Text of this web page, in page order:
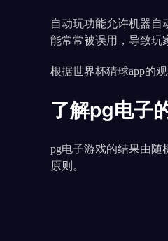
自动玩功能允许机器自
能常常被误用，导致玩
根据世界杯猜球app的
了解pg电子
pg电子游戏的结果由随
原则。